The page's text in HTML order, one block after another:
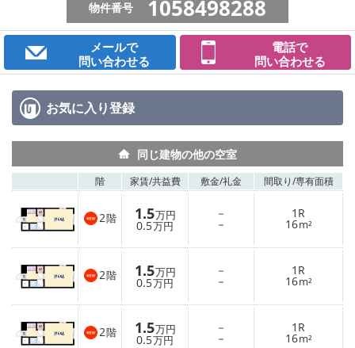
物件番号 1058498288
メールで
問い合わせる
電話で
問い合わせる
お気に入り登録
同じ建物の他の空室
階 家賃/共益費 敷金/礼金 間取り/専有面積
2階 1.5万円
0.5万円
－
－
1R
16m²
2階 1.5万円
0.5万円
－
－
1R
16m²
2階 1.5万円
0.5万円
－
－
1R
16m²